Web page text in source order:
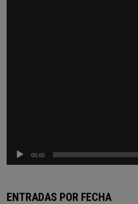
00:00
ENTRADAS POR FECHA